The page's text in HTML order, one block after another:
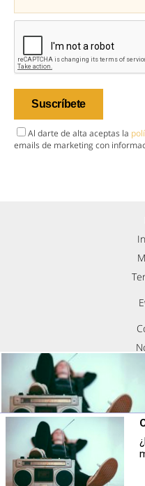
Al darte de alta aceptas la
emails de marketing con
Canciones que marcan
¿Por qué recuerdas canciones
mejor que las nuevas?